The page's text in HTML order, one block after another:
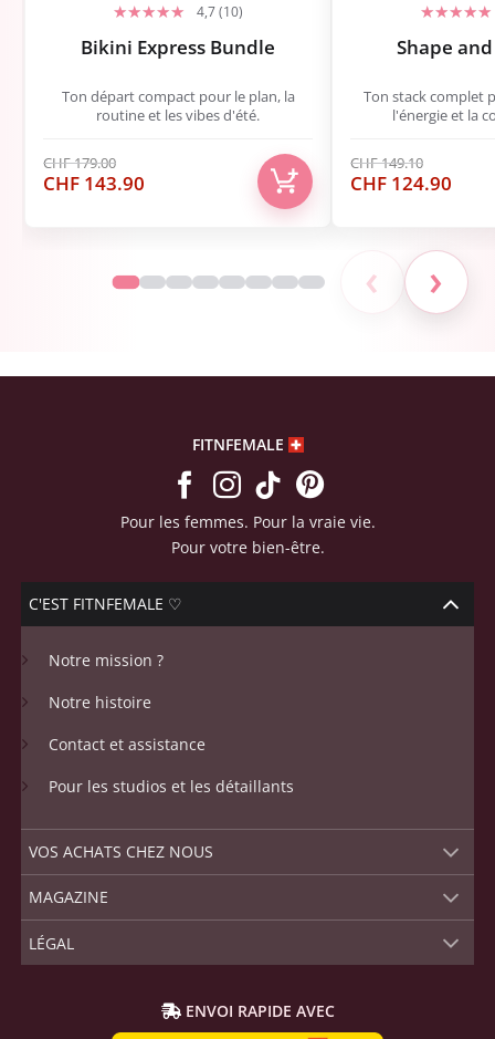
4,7 (10)
Bikini Express Bundle
Ton départ compact pour le plan, la
routine et les vibes d'été.
CHF179.00
Le
CHF 179.00.
CHF 143.90
CHF 143.90.
Shape
Ton stack complet
l'énergie et la
CHF149.10
Le
CHF 149.10.
CHF 124.90
est :
‹ ›
FITNFEMALE
Pour les femmes. Pour la vraie vie.
Pour votre bien-être.
C'EST FITNFEMALE ♡
Notre mission ?
Notre histoire
Contact et assistance
Pour les studios et les détaillants
VOS ACHATS CHEZ NOUS
MAGAZINE
LÉGAL
ENVOI RAPIDE AVEC